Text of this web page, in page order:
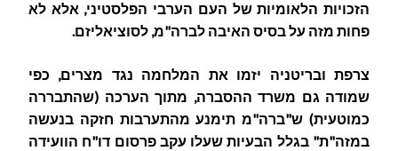
הזכויות הלאומיות של העם הערבי הפלסטיני, אלא לא
פחות מזה על בסיס האיבה לברה"מ, לסוציאליזם.
צרפת ובריטניה יזמו את המלחמה נגד מצרים, כפי
שמודה גם משרד ההסברה, מתוך הערכה (שהתבררה
כמוטעית) ש"ברה"מ תימנע מהתערבות חזקה בנעשה
במזה"ת" בגלל הבעיות שעלו עקב פרסום דו"ח הוועידה